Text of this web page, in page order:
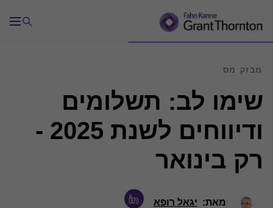
שימו לב: תשלומים
ודיווחים לשנת 2025 -
רק בינואר
מבזק מס
מאת: יגאל רופא